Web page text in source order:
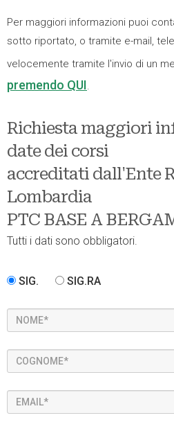
Per maggiori informazioni puoi
sotto riportato, o tramite e-mail,
velocemente tramite l'invio di un
premendo QUI.
Richiesta maggiori
date dei corsi
accreditati dall'Ente
Lombardia
PTC BASE A
Tutti i dati sono obbligatori.
SIG. SIG.RA